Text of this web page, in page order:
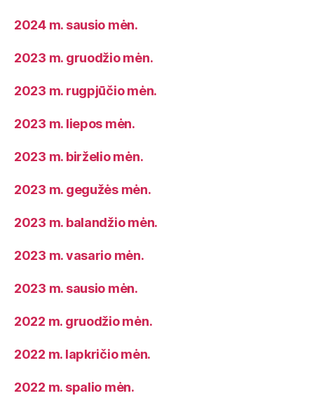
2024 m. sausio mėn.
2023 m. gruodžio mėn.
2023 m. rugpjūčio mėn.
2023 m. liepos mėn.
2023 m. birželio mėn.
2023 m. gegužės mėn.
2023 m. balandžio mėn.
2023 m. vasario mėn.
2023 m. sausio mėn.
2022 m. gruodžio mėn.
2022 m. lapkričio mėn.
2022 m. spalio mėn.